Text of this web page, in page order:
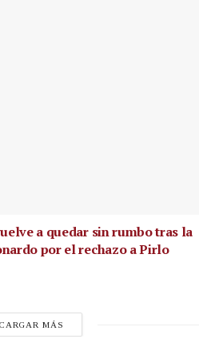
a quedar sin rumbo tras la
por el rechazo a Pirlo
CARGAR MÁS